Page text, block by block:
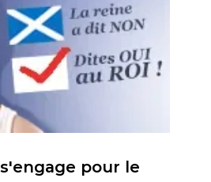
pour le